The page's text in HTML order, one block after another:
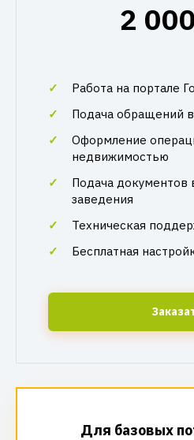
2 000
Работа на портале
Подача обращений
Оформление
недвижимостью
Подача документов
заведения
Техническая
Бесплатная
Для базовых